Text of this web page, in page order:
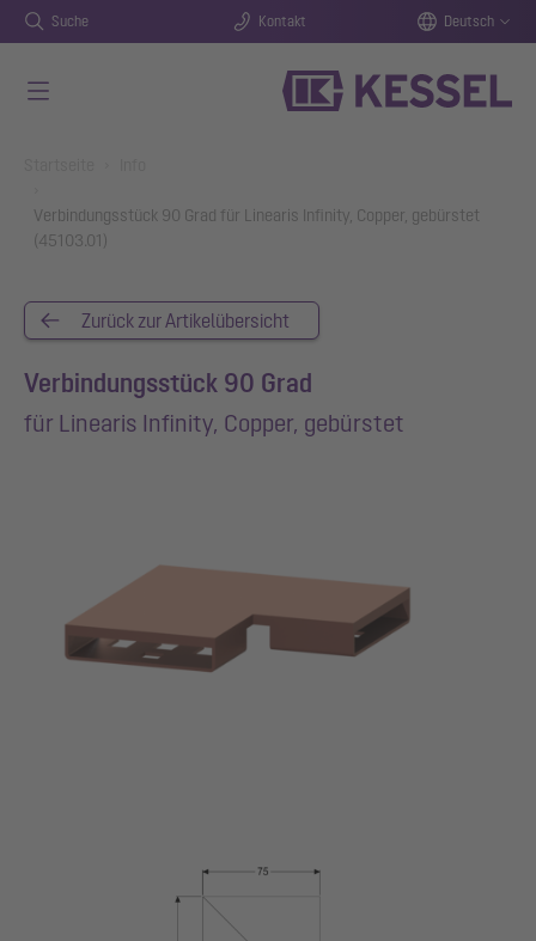
Suche Kontakt Deutsch
Verbindungsstück 90 Grad für Linearis Infinity, Copper, gebürstet
(45103.01)
Zurück zur Artikelübersicht
Verbindungsstück 90 Grad
für Linearis Infinity, Copper, gebürstet